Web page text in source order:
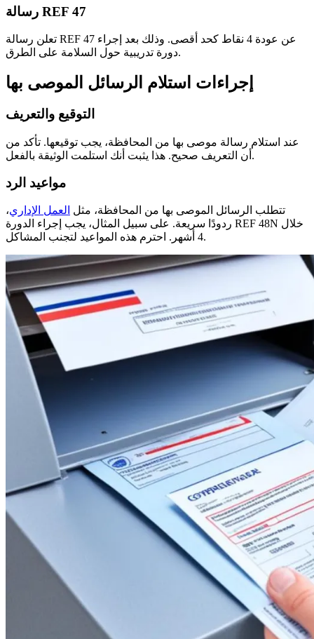
رسالة REF 47
تعلن رسالة REF 47 عن عودة 4 نقاط كحد أقصى. وذلك بعد إجراء
دورة تدريبية حول السلامة على الطرق.
إجراءات استلام الرسائل الموصى بها
التوقيع والتعريف
عند استلام رسالة موصى بها من المحافظة، يجب توقيعها. تأكد من
أن التعريف صحيح. هذا يثبت أنك استلمت الوثيقة بالفعل.
مواعيد الرد
تتطلب الرسائل الموصى بها من المحافظة، مثل العمل الإداري،
ردودًا سريعة. على سبيل المثال، يجب إجراء الدورة REF 48N خلال
4 أشهر. احترم هذه المواعيد لتجنب المشاكل.